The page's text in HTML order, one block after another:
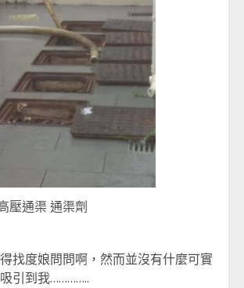
壓通渠 通渠劑
找度娘問問啊，然而並沒有什麼可實
引到我…………..